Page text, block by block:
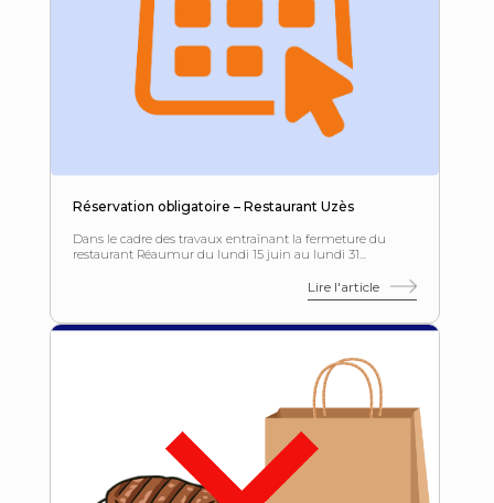
Réservation obligatoire – Restaurant Uzès
Dans le cadre des travaux entraînant la fermeture du
restaurant Réaumur du lundi 15 juin au lundi 31...
Lire l'article